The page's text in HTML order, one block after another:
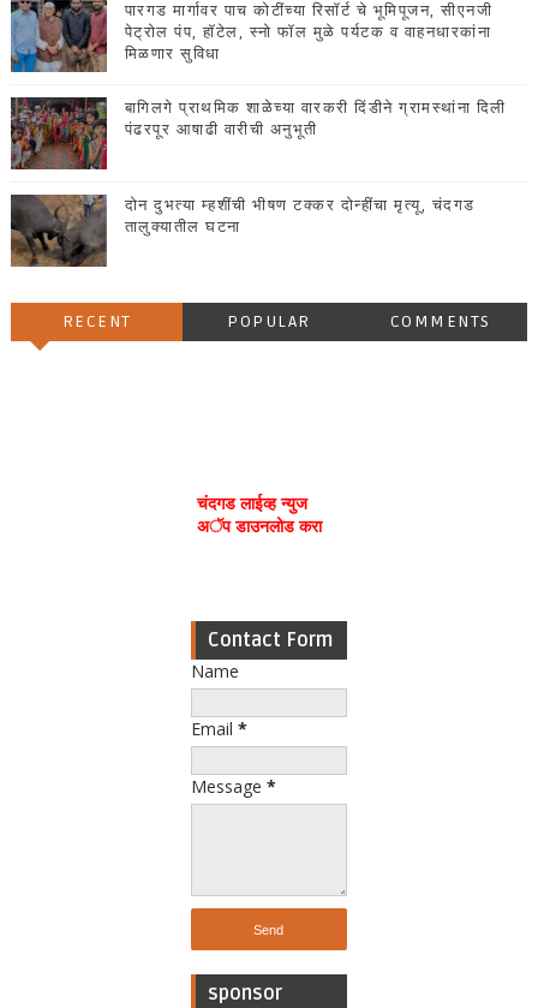
पारगड मार्गावर पाच कोटींच्या रिसॉर्ट चे भूमिपूजन, सीएनजी
पेट्रोल पंप, हॉटेल, स्नो फॉल मुळे पर्यटक व वाहनधारकांना
मिळणार सुविधा
बागिलगे प्राथमिक शाळेच्या वारकरी दिंडीने ग्रामस्थांना दिली
पंढरपूर आषाढी वारीची अनुभूती
दोन दुभत्या म्हशींची भीषण टक्कर दोन्हींचा मृत्यू, चंदगड
तालुक्यातील घटना
RECENT POPULAR COMMENTS
चंदगड लाईव्ह न्युज
अॅप डाउनलोड करा
Contact Form
Name
Email *
Message *
sponsor